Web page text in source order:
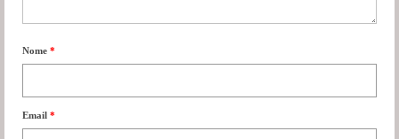
Nome *
Email *